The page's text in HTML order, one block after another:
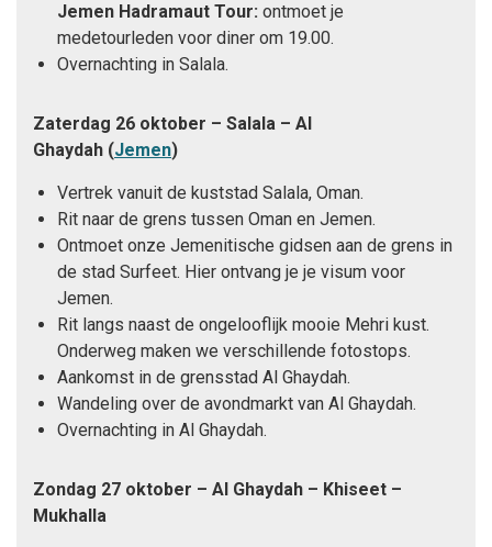
Jemen Hadramaut Tour: ontmoet je
medetourleden voor diner om 19.00.
Overnachting in Salala.
Zaterdag 26 oktober – Salala – Al
Ghaydah (Jemen)
Vertrek vanuit de kuststad Salala, Oman.
Rit naar de grens tussen Oman en Jemen.
Ontmoet onze Jemenitische gidsen aan de grens in
de stad Surfeet. Hier ontvang je je visum voor
Jemen.
Rit langs naast de ongelooflijk mooie Mehri kust.
Onderweg maken we verschillende fotostops.
Aankomst in de grensstad Al Ghaydah.
Wandeling over de avondmarkt van Al Ghaydah.
Overnachting in Al Ghaydah.
Zondag 27 oktober – Al Ghaydah – Khiseet –
Mukhalla